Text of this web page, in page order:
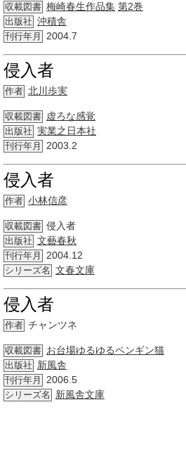
収載図書 梅崎春生作品集 第2巻
出版社 沖積舎
刊行年月 2004.7
侵入者
作者 北川歩実
収載図書 虚ろな感覚
出版社 実業之日本社
刊行年月 2003.2
侵入者
作者 小林信彦
収載図書 侵入者
出版社 文藝春秋
刊行年月 2004.12
シリーズ名 文春文庫
侵入者
作者 チャンツネ
収載図書 お台場ゆるゆるペンギン猫
出版社 新風舎
刊行年月 2006.5
シリーズ名 新風舎文庫